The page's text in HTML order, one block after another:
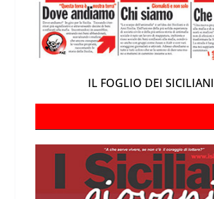
IL FOGLIO DEI SICILIANI